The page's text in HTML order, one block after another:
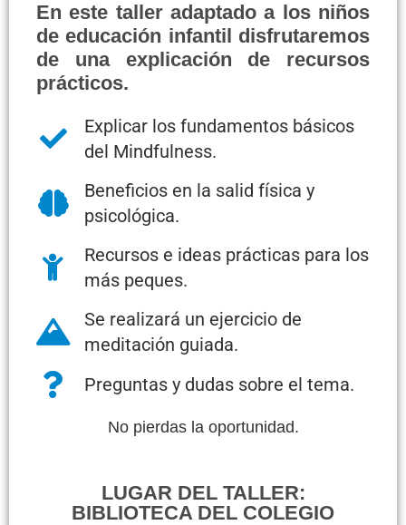
En este taller adaptado a los niños
de educación infantil disfrutaremos
de una explicación de recursos
prácticos.
Explicar los fundamentos básicos
del Mindfulness.
Beneficios en la salid física y
psicológica.
Recursos e ideas prácticas para los
más peques.
Se realizará un ejercicio de
meditación guiada.
Preguntas y dudas sobre el tema.
No pierdas la oportunidad.
LUGAR DEL TALLER:
BIBLIOTECA DEL COLEGIO